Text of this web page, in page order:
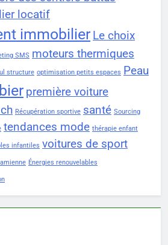
locatif
immobilier Le choix
SMS moteurs thermiques
structure optimisation petits espaces Peau
première voiture
Récupération sportive santé Sourcing
tendances mode thérapie enfant
infantiles voitures de sport
Énergies renouvelables